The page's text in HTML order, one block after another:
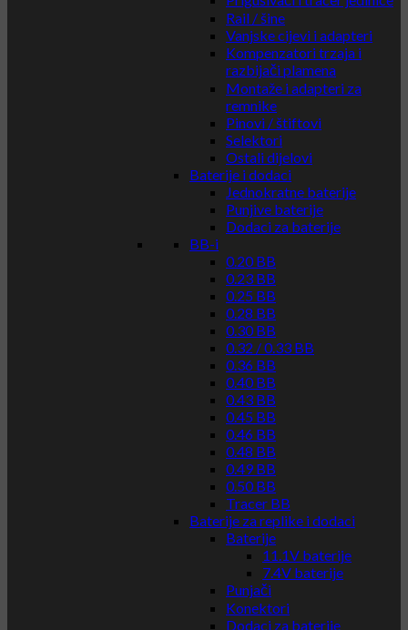
Rail / šine
Vanjske cijevi i adapteri
Kompenzatori trzaja i
razbijači plamena
Montaže i adapteri za
remnike
Pinovi / štiftovi
Selektori
Ostali dijelovi
Baterije i dodaci
Jednokratne baterije
Punjive baterije
Dodaci za baterije
BB-i
0.20 BB
0.23 BB
0.25 BB
0.28 BB
0.30 BB
0.32 / 0.33 BB
0.36 BB
0.40 BB
0.43 BB
0.45 BB
0.46 BB
0.48 BB
0.49 BB
0.50 BB
Tracer BB
Baterije za replike i dodaci
Baterije
11.1V baterije
7.4V baterije
Punjači
Konektori
Dodaci za baterije